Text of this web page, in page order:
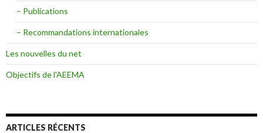
– Publications
– Recommandations internationales
Les nouvelles du net
Objectifs de l'AEEMA
ARTICLES RÉCENTS